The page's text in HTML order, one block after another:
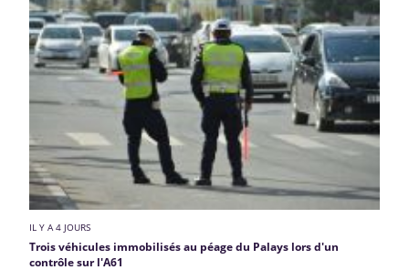
IL Y A 4 JOURS
Trois véhicules immobilisés au péage du Palays lors d'un
contrôle sur l'A61